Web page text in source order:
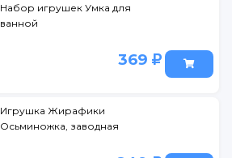
Набор игрушек Умка для
ванной
369
Игрушка Жирафики
Осьминожка, заводная